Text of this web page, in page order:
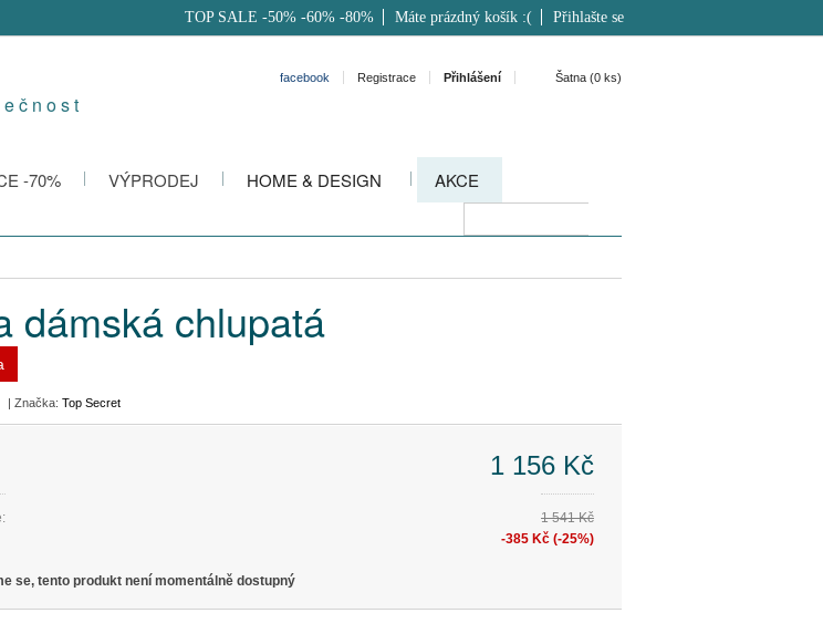
č n o s t
TOP SALE -50% -60% -80% Máte prázdný košík :( Přihlašte se
facebook Registrace Přihlášení Šatna (0 ks)
-70% VÝPRODEJ HOME & DESIGN AKCE
dámská chlupatá
| Značka: Top Secret
1 156 Kč
1 541 Kč
-385 Kč (-25%)
se, tento produkt není momentálně dostupný